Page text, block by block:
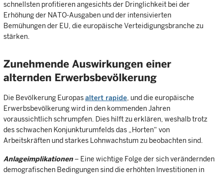
schnellsten profitieren angesichts der Dringlichkeit bei der
Erhöhung der NATO-Ausgaben und der intensivierten
Bemühungen der EU, die europäische Verteidigungsbranche zu
stärken.
Zunehmende Auswirkungen einer
alternden Erwerbsbevölkerung
Die Bevölkerung Europasaltert rapide , und die europäische
Erwerbsbevölkerung wird in den kommenden Jahren
voraussichtlich schrumpfen. Dies hilft zu erklären, weshalb trotz
des schwachen Konjunkturumfelds das „Horten“ von
Arbeitskräften und starkes Lohnwachstum zu beobachten sind.
Anlageimplikationen– Eine wichtige Folge der sich verändernden
demografischen Bedingungen sind die erhöhten Investitionen in